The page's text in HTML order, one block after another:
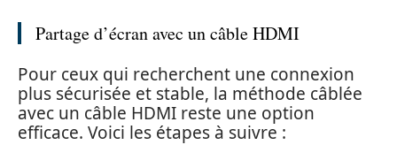
Partage d’écran avec un câble HDMI
Pour ceux qui recherchent une connexion
plus sécurisée et stable, la méthode câblée
avec un câble HDMI reste une option
efficace. Voici les étapes à suivre :